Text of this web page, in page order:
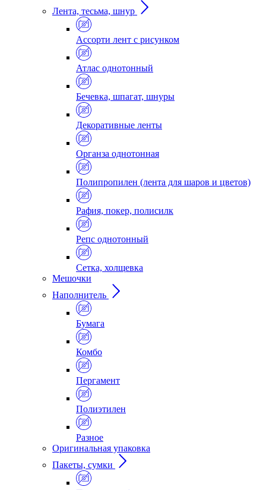
Лента, тесьма, шнур
Ассорти лент с рисунком
Атлас однотонный
Бечевка, шпагат, шнуры
Декоративные ленты
Органза однотонная
Полипропилен (лента для шаров и цветов)
Рафия, покер, полисилк
Репс однотонный
Сетка, холщевка
Мешочки
Наполнитель
Бумага
Комбо
Пергамент
Полиэтилен
Разное
Оригинальная упаковка
Пакеты, сумки